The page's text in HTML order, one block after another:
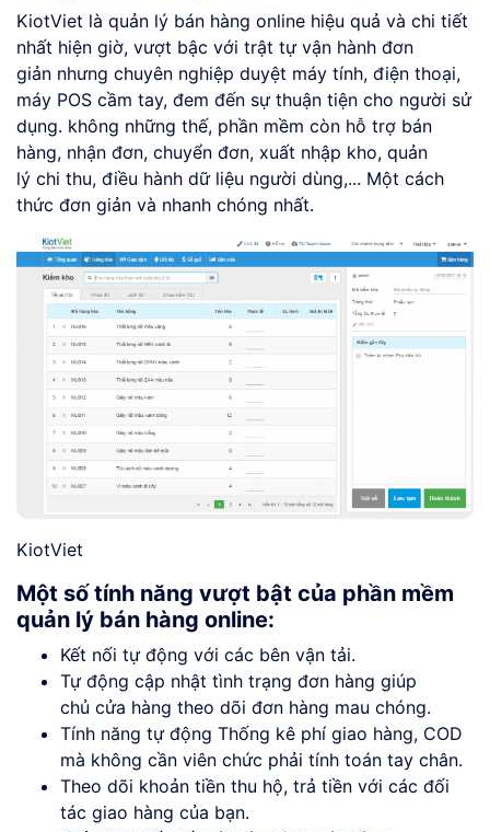
KiotViet là quản lý bán hàng online hiệu quả và chi tiết
nhất hiện giờ, vượt bậc với trật tự vận hành đơn
giản nhưng chuyên nghiệp duyệt máy tính, điện thoại,
máy POS cầm tay, đem đến sự thuận tiện cho người sử
dụng. không những thế, phần mềm còn hỗ trợ bán
hàng, nhận đơn, chuyển đơn, xuất nhập kho, quản
lý chi thu, điều hành dữ liệu người dùng,... Một cách
thức đơn giản và nhanh chóng nhất.
KiotViet
Một số tính năng vượt bật của phần mềm
quản lý bán hàng online:
Kết nối tự động với các bên vận tải.
Tự động cập nhật tình trạng đơn hàng giúp
chủ cửa hàng theo dõi đơn hàng mau chóng.
Tính năng tự động Thống kê phí giao hàng, COD
mà không cần viên chức phải tính toán tay chân.
Theo dõi khoản tiền thu hộ, trả tiền với các đối
tác giao hàng của bạn.